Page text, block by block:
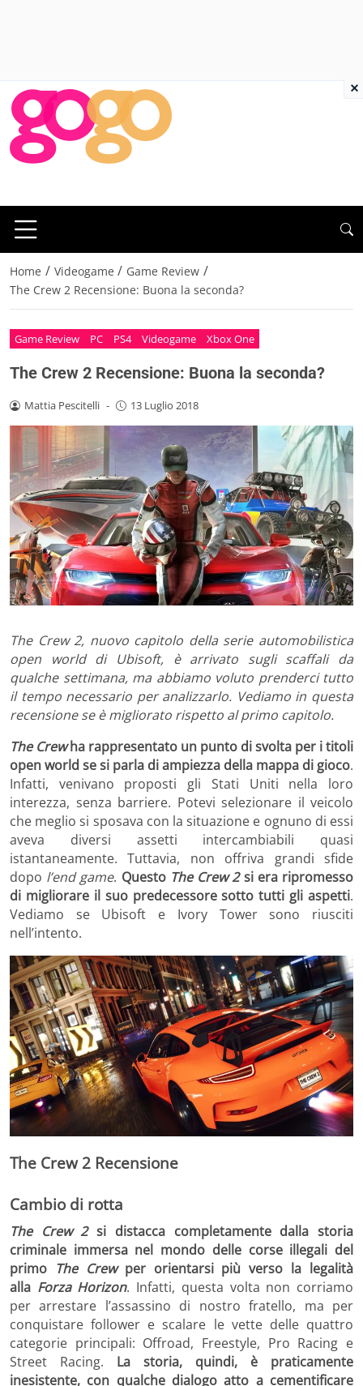
Home / Videogame / Game Review /
The Crew 2 Recensione: Buona la seconda?
Game Review PC PS4 Videogame Xbox One
The Crew 2 Recensione: Buona la seconda?
Mattia Pescitelli - 13 Luglio 2018
The Crew 2, nuovo capitolo della serie automobilistica
open world di Ubisoft, è arrivato sugli scaffali da
qualche settimana, ma abbiamo voluto prenderci tutto
il tempo necessario per analizzarlo. Vediamo in questa
recensione se è migliorato rispetto al primo capitolo.
The Crewha rappresentato un punto di svolta per i titoli
open world se si parla di ampiezza della mappa di gioco.
Infatti, venivano proposti gli Stati Uniti nella loro
interezza, senza barriere. Potevi selezionare il veicolo
che meglio si sposava con la situazione e ognuno di essi
aveva diversi assetti intercambiabili quasi
istantaneamente. Tuttavia, non offriva grandi sfide
dopo l’end game. Questo The Crew 2si era ripromesso
di migliorare il suo predecessore sotto tutti gli aspetti.
Vediamo se Ubisoft e Ivory Tower sono riusciti
nell’intento.
The Crew 2 Recensione
Cambio di rotta
The Crew 2si distacca completamente dalla storia
criminale immersa nel mondo delle corse illegali del
primo The Crewper orientarsi più verso la legalità
alla Forza Horizon. Infatti, questa volta non corriamo
per arrestare l’assassino di nostro fratello, ma per
conquistare follower e scalare le vette delle quattro
categorie principali: Offroad, Freestyle, Pro Racing e
Street Racing. La storia, quindi, è praticamente
inesistente, con qualche dialogo atto a cementificare
×